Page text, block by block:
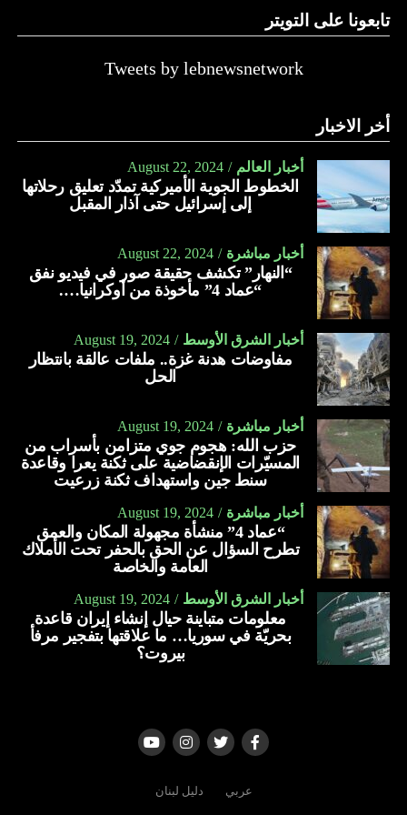
تابعونا على التويتر
Tweets by lebnewsnetwork
أخر الاخبار
أخبار العالم August 22, 2024
الخطوط الجوية الأميركية تمدّد تعليق رحلاتها
إلى إسرائيل حتى آذار المقبل
أخبار مباشرة August 22, 2024
“النهار” تكشف حقيقة صور في فيديو نفق
“عماد 4” مأخوذة من أوكرانيا….
أخبار الشرق الأوسط August 19, 2024
مفاوضات هدنة غزة.. ملفات عالقة بانتظار
الحل
أخبار مباشرة August 19, 2024
حزب الله: هجوم جوي متزامن بأسراب من
المسيّرات الإنقضاضية على ثكنة يعرا وقاعدة
سنط جين واستهداف ثكنة زرعيت
أخبار مباشرة August 19, 2024
“عماد 4” منشأة مجهولة المكان والعمق
تطرح السؤال عن الحق بالحفر تحت الأملاك
العامة والخاصة
أخبار الشرق الأوسط August 19, 2024
معلومات متباينة حيال إنشاء إيران قاعدة
بحريّة في سوريا… ما علاقتها بتفجير مرفأ
بيروت؟
عربي دليل لبنان